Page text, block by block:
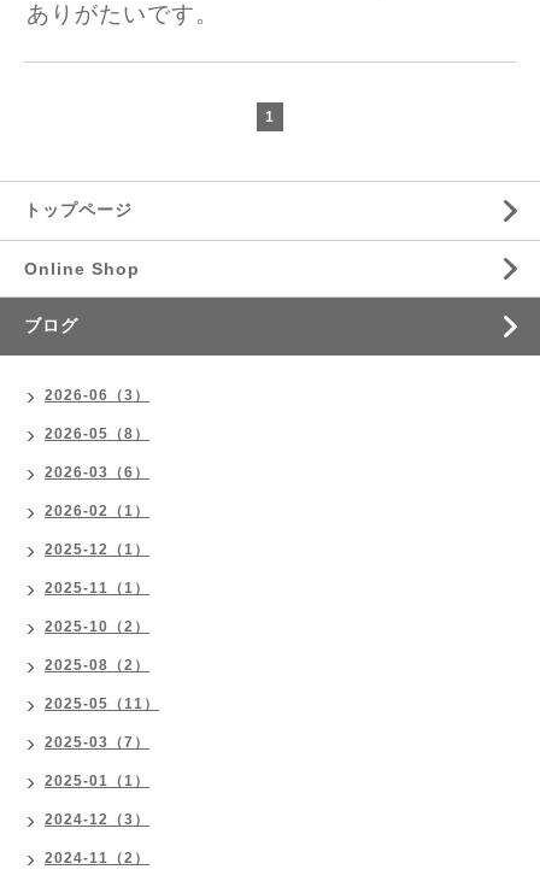
ありがたいです。
1
トップページ
Online Shop
ブログ
2026-06（3）
2026-05（8）
2026-03（6）
2026-02（1）
2025-12（1）
2025-11（1）
2025-10（2）
2025-08（2）
2025-05（11）
2025-03（7）
2025-01（1）
2024-12（3）
2024-11（2）